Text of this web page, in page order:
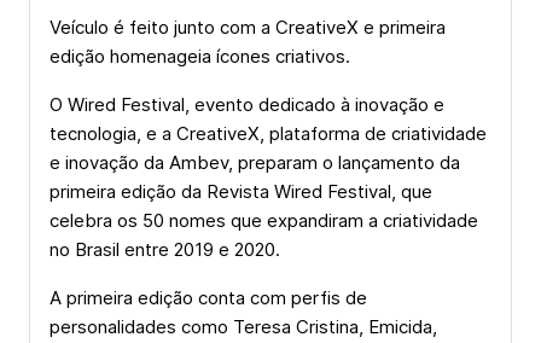
Veículo é feito junto com a CreativeX e primeira
edição homenageia ícones criativos.
O Wired Festival, evento dedicado à inovação e
tecnologia, e a CreativeX, plataforma de criatividade
e inovação da Ambev, preparam o lançamento da
primeira edição da Revista Wired Festival, que
celebra os 50 nomes que expandiram a criatividade
no Brasil entre 2019 e 2020.
A primeira edição conta com perfis de
personalidades como Teresa Cristina, Emicida,